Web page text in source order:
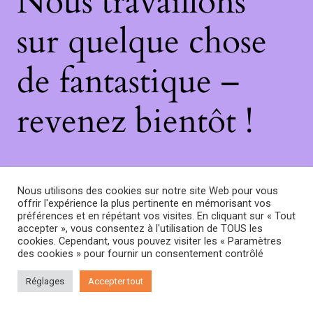
sur quelque chose
de fantastique –
revenez bientôt !
Nous utilisons des cookies sur notre site Web pour vous
offrir l'expérience la plus pertinente en mémorisant vos
préférences et en répétant vos visites. En cliquant sur « Tout
accepter », vous consentez à l'utilisation de TOUS les
cookies. Cependant, vous pouvez visiter les « Paramètres
des cookies » pour fournir un consentement contrôlé
Réglages Accepter tout